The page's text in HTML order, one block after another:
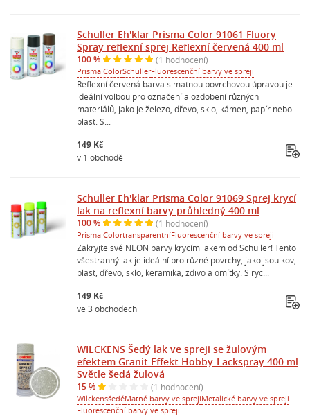
Schuller Eh'klar Prisma Color 91061 Fluory
Spray reflexní sprej Reflexní červená 400 ml
100 % (1 hodnocení)
Prisma ColorSchullerFluorescenční barvy ve spreji
Reflexní červená barva s matnou povrchovou úpravou je
ideální volbou pro označení a ozdobení různých
materiálů, jako je železo, dřevo, sklo, kámen, papír nebo
plast. S...
149 Kč
v 1 obchodě
Schuller Eh'klar Prisma Color 91069 Sprej krycí
lak na reflexní barvy průhledný 400 ml
100 % (1 hodnocení)
Prisma ColortransparentníFluorescenční barvy ve spreji
Zakryjte své NEON barvy krycím lakem od Schuller! Tento
všestranný lak je ideální pro různé povrchy, jako jsou kov,
plast, dřevo, sklo, keramika, zdivo a omítky. S ryc...
149 Kč
ve 3 obchodech
WILCKENS Šedý lak ve spreji se žulovým
efektem Granit Effekt Hobby-Lackspray 400 ml
Světle šedá žulová
15 % (1 hodnocení)
WilckensšedéMatné barvy ve sprejiMetalické barvy ve spreji
Fluorescenční barvy ve spreji